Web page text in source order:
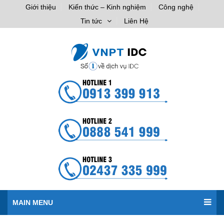
Giới thiệu Kiến thức – Kinh nghiệm
Công nghệ
Tin tức
Liên Hệ
MAIN MENU